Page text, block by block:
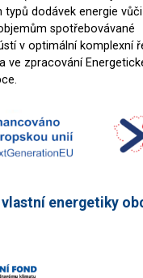
typů dodávek energie vůči
spotřebovávané
v optimální komplexní
ve zpracování
energetiky